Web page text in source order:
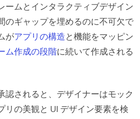
ームとインタラクティブデザイン
のギャップを埋めるのに不可欠で
がアプリの構造 と機能をマッピン
ム作成の段階に続いて作成される
認されると、デザイナーはモック
リの美観と UI デザイン要素を検